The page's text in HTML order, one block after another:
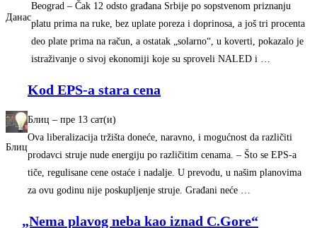
Данас
Beograd – Čak 12 odsto građana Srbije po sopstvenom priznanju
platu prima na ruke, bez uplate poreza i doprinosa, a još tri procenta
deo plate prima na račun, a ostatak „solarno“, u koverti, pokazalo je
istraživanje o sivoj ekonomiji koje su sproveli NALED i …
Блиц
Kod EPS-a stara cena
Блиц – ‎пре 13 сат(и)‎
Ova liberalizacija tržišta doneće, naravno, i mogućnost da različiti
prodavci struje nude energiju po različitim cenama. – Što se EPS-a
tiče, regulisane cene ostaće i nadalje. U prevodu, u našim planovima
za ovu godinu nije poskupljenje struje. Građani neće …
„Nema plavog neba kao iznad C.Gore“